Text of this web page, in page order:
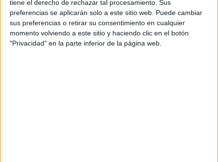
tiene el derecho de rechazar tal procesamiento. Sus
preferencias se aplicarán solo a este sitio web. Puede cambiar
sus preferencias o retirar su consentimiento en cualquier
momento volviendo a este sitio y haciendo clic en el botón
"Privacidad" en la parte inferior de la página web.
Quiero saber más
Laboratorio de Análisis y de Control de